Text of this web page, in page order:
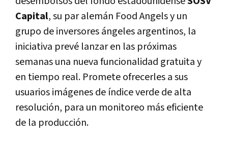
Capital, su par alemán Food Angels y un
grupo de inversores ángeles argentinos, la
iniciativa prevé lanzar en las próximas
semanas una nueva funcionalidad gratuita y
en tiempo real. Promete ofrecerles a sus
usuarios imágenes de í­ndice verde de alta
resolución, para un monitoreo más eficiente
de la producción.